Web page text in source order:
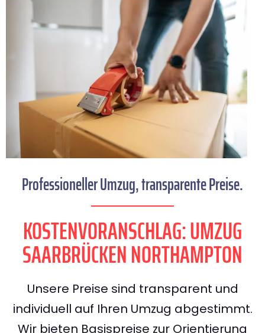
Professioneller Umzug, transparente Preise.
KOSTENVORANSCHLAG: UMZUG
SAARBRÜCKEN NORTHAMPTON
Unsere Preise sind transparent und
individuell auf Ihren Umzug abgestimmt.
Wir bieten Basispreise zur Orientierung